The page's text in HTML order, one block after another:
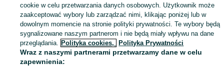
Mapa ministron
Popularne wyszukiwania
cookie w celu przetwarzania danych osobowych. Użytkownik może
zaakceptować wybory lub zarządzać nimi, klikając poniżej lub w
dowolnym momencie na stronie polityki prywatności. Te wybory będą
sygnalizowane naszym partnerom i nie będą miały wpływu na dane
przeglądania. Polityka cookies, Polityka Prywatności
Wraz z naszymi partnerami przetwarzamy dane w celu
zapewnienia: